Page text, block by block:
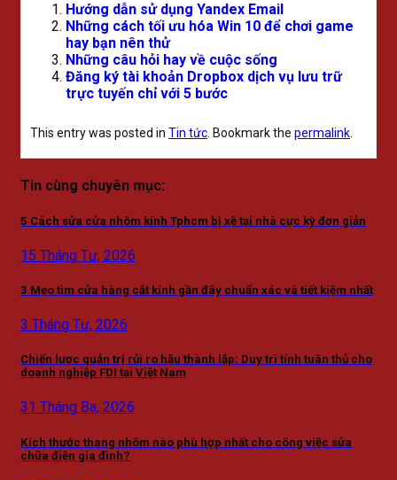
Hướng dẫn sử dụng Yandex Email
Những cách tối ưu hóa Win 10 để chơi game
hay bạn nên thử
Những câu hỏi hay về cuộc sống
Đăng ký tài khoản Dropbox dịch vụ lưu trữ
trực tuyến chỉ với 5 bước
This entry was posted in Tin tức . Bookmark the permalink
Tin cùng chuyên mục:
5 Cách sửa cửa nhôm kính Tphcm bị xệ tại nhà cực kỳ đơn giản
15 Tháng Tư, 2026
3 Mẹo tìm cửa hàng cắt kính gần đây chuẩn xác và tiết kiệm nhất
3 Tháng Tư, 2026
Chiến lược quản trị rủi ro hậu thành lập: Duy trì tính tuân thủ cho
doanh nghiệp FDI tại Việt Nam
31 Tháng Ba, 2026
Kích thước thang nhôm nào phù hợp nhất cho công việc sửa
chữa điện gia đình?